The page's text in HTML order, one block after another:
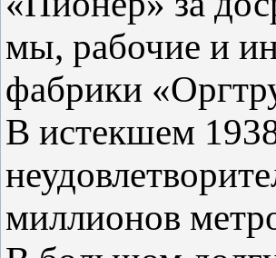
мы, рабочие и
фабрики
В истекшем
миллионов